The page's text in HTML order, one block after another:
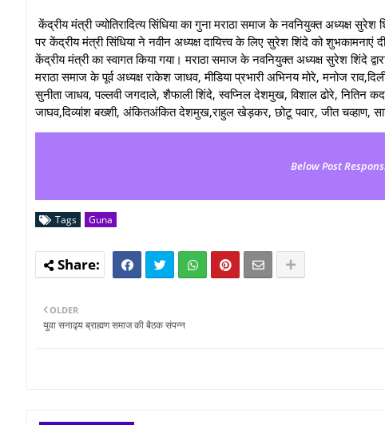
केंद्रीय मंत्री ज्योतिरादित्य सिंधिया का गुना मराठा समाज के नवनियुक्त अध्यक्ष
पर केंद्रीय मंत्री सिंधिया ने नवीन अध्यक्ष दायित्त्व के लिए सुरेश शिंदे को शुभकामनाएं
केंद्रीय मंत्री का स्वागत किया गया। मराठा समाज के नवनियुक्त अध्यक्ष सुरेश शिंदे
मराठा समाज के पूर्व अध्यक्ष राकेश जाधव, मीडिया प्रभारी अभिनय मोरे, मनोज
सुनीता जाधव, पल्लवी जगदाले, शैफाली शिंदे, स्वप्निल देशमुख, विशाल ढोरे, नितिन
जाघव,दिव्यांश बख्शी, अंकितअंकित देशमुख,राहुल खेड़कर, छोटू पवार, जीत चव्हाण,
Below Post
Tags Guna
OLDER
युवा सनाढ्य ब्राह्मण समाज की बैठक संपन्न